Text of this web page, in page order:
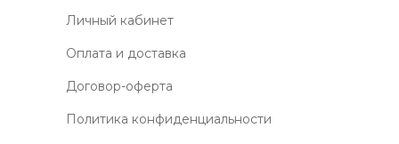
Личный кабинет
Оплата и доставка
Договор-оферта
Политика конфиденциальности